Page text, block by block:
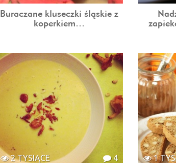
Buraczane kluseczki śląskie z
koperkiem…
4
2 TYSIĄCE 1